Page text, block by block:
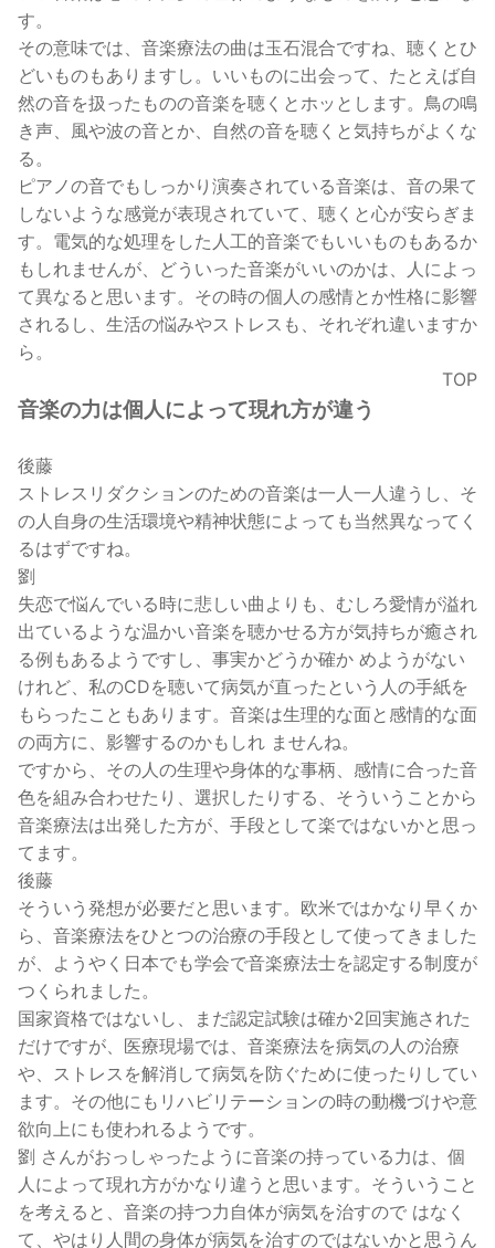
す。
その意味では、音楽療法の曲は玉石混合ですね、聴くとひ
どいものもありますし。いいものに出会って、たとえば自
然の音を扱ったものの音楽を聴くとホッとします。鳥の鳴
き声、風や波の音とか、自然の音を聴くと気持ちがよくな
る。
ピアノの音でもしっかり演奏されている音楽は、音の果て
しないような感覚が表現されていて、聴くと心が安らぎま
す。電気的な処理をした人工的音楽でもいいものもあるか
もしれませんが、どういった音楽がいいのかは、人によっ
て異なると思います。その時の個人の感情とか性格に影響
されるし、生活の悩みやストレスも、それぞれ違いますか
ら。
TOP
音楽の力は個人によって現れ方が違う
後藤
ストレスリダクションのための音楽は一人一人違うし、そ
の人自身の生活環境や精神状態によっても当然異なってく
るはずですね。
劉
失恋で悩んでいる時に悲しい曲よりも、むしろ愛情が溢れ
出ているような温かい音楽を聴かせる方が気持ちが癒され
る例もあるようですし、事実かどうか確か めようがない
けれど、私のCDを聴いて病気が直ったという人の手紙を
もらったこともあります。音楽は生理的な面と感情的な面
の両方に、影響するのかもしれ ませんね。
ですから、その人の生理や身体的な事柄、感情に合った音
色を組み合わせたり、選択したりする、そういうことから
音楽療法は出発した方が、手段として楽ではないかと思っ
てます。
後藤
そういう発想が必要だと思います。欧米ではかなり早くか
ら、音楽療法をひとつの治療の手段として使ってきました
が、ようやく日本でも学会で音楽療法士を認定する制度が
つくられました。
国家資格ではないし、まだ認定試験は確か2回実施された
だけですが、医療現場では、音楽療法を病気の人の治療
や、ストレスを解消して病気を防ぐために使ったりしてい
ます。その他にもリハビリテーションの時の動機づけや意
欲向上にも使われるようです。
劉 さんがおっしゃったように音楽の持っている力は、個
人によって現れ方がかなり違うと思います。そういうこと
を考えると、音楽の持つ力自体が病気を治すので はなく
て、やはり人間の身体が病気を治すのではないかと思うん